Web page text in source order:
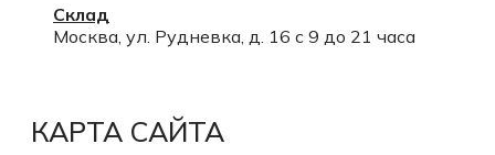
Склад
Москва, ул. Рудневка, д. 16 с 9 до 21 часа
КАРТА САЙТА